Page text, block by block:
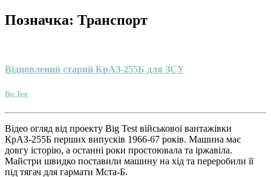
Позначка: Транспорт
Відновлений старий КрАЗ-255Б для ЗСУ
Big Test
Відео огляд від проекту Big Test військової вантажівки
КрАЗ-255Б перших випусків 1966-67 років. Машина має
довгу історію, а останні роки простоювала та іржавіла.
Майстри швидко поставили машину на хід та переробили її
під тягач для гармати Мста-Б.